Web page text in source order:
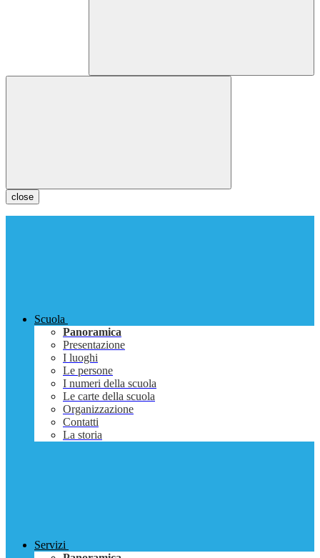
close
Scuola
Panoramica
Presentazione
I luoghi
Le persone
I numeri della scuola
Le carte della scuola
Organizzazione
Contatti
La storia
Servizi